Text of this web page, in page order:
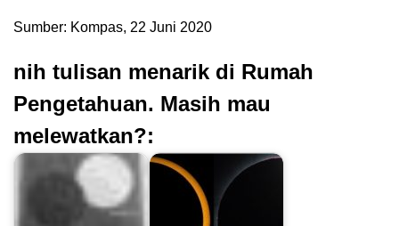
Sumber: Kompas, 22 Juni 2020
nih tulisan menarik di Rumah
Pengetahuan. Masih mau
melewatkan?: